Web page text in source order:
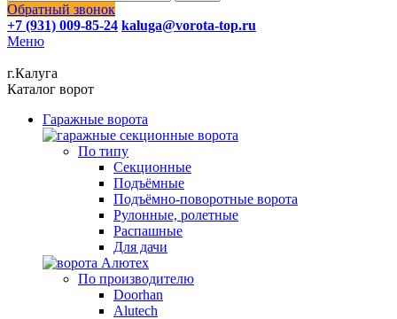
Обратный звонок
+7 (931) 009-85-24 kaluga@vorota-top.ru
Меню
г.Калуга
Каталог ворот
Гаражные ворота
По типу
Секционные
Подъёмные
Подъёмно-поворотные ворота
Рулонные, ролетные
Распашные
Для дачи
По производителю
Doorhan
Alutech